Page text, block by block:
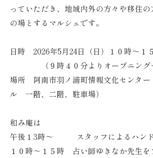
っていただき、地域内外の方々や移住
の場とするマルシェです。
日時 2026年5月24日（日）１０時～１
（９時４０分よりオープニングセ
場所 阿南市羽ノ浦町情報文化センター
ル 一階、二階、駐車場）
和み庵は
午後１3時～ スタッフによるハンド
１０時～１５時 占い師ゆきなか先生を